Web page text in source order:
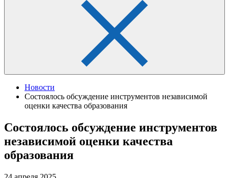
Новости
Состоялось обсуждение инструментов независимой
оценки качества образования
Состоялось обсуждение инструментов
независимой оценки качества
образования